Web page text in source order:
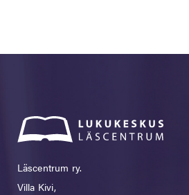
Läscentrum ry.
Villa Kivi,